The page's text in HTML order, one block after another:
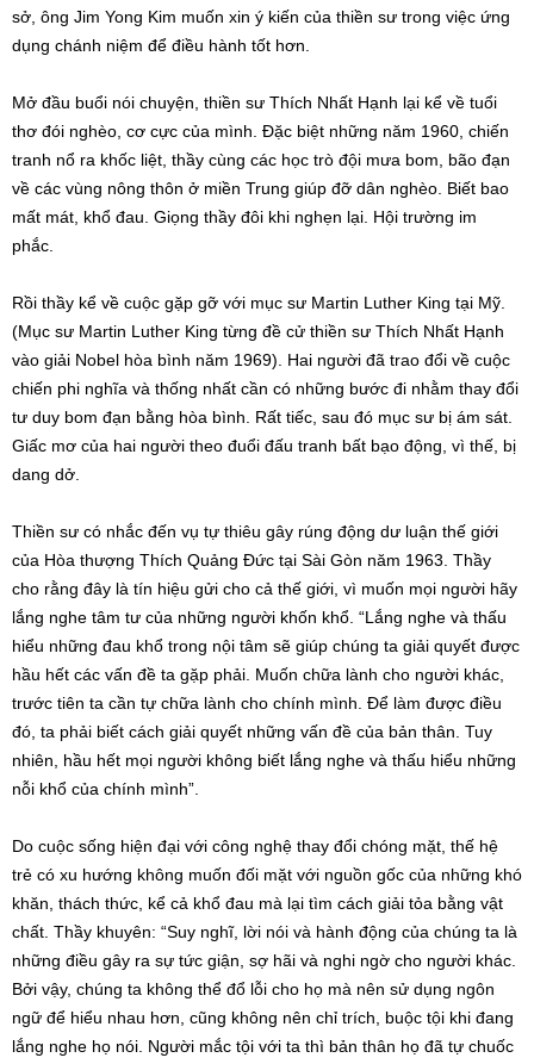
sở, ông Jim Yong Kim muốn xin ý kiến của thiền sư trong việc ứng
dụng chánh niệm để điều hành tốt hơn.
Mở đầu buổi nói chuyện, thiền sư Thích Nhất Hạnh lại kể về tuổi
thơ đói nghèo, cơ cực của mình. Đặc biệt những năm 1960, chiến
tranh nổ ra khốc liệt, thầy cùng các học trò đội mưa bom, bão đạn
về các vùng nông thôn ở miền Trung giúp đỡ dân nghèo. Biết bao
mất mát, khổ đau. Giọng thầy đôi khi nghẹn lại. Hội trường im
phắc.
Rồi thầy kể về cuộc gặp gỡ với mục sư Martin Luther King tại Mỹ.
(Mục sư Martin Luther King từng đề cử thiền sư Thích Nhất Hạnh
vào giải Nobel hòa bình năm 1969). Hai người đã trao đổi về cuộc
chiến phi nghĩa và thống nhất cần có những bước đi nhằm thay đổi
tư duy bom đạn bằng hòa bình. Rất tiếc, sau đó mục sư bị ám sát.
Giấc mơ của hai người theo đuổi đấu tranh bất bạo động, vì thế, bị
dang dở.
Thiền sư có nhắc đến vụ tự thiêu gây rúng động dư luận thế giới
của Hòa thượng Thích Quảng Đức tại Sài Gòn năm 1963. Thầy
cho rằng đây là tín hiệu gửi cho cả thế giới, vì muốn mọi người hãy
lắng nghe tâm tư của những người khốn khổ. “Lắng nghe và thấu
hiểu những đau khổ trong nội tâm sẽ giúp chúng ta giải quyết được
hầu hết các vấn đề ta gặp phải. Muốn chữa lành cho người khác,
trước tiên ta cần tự chữa lành cho chính mình. Để làm được điều
đó, ta phải biết cách giải quyết những vấn đề của bản thân. Tuy
nhiên, hầu hết mọi người không biết lắng nghe và thấu hiểu những
nỗi khổ của chính mình”.
Do cuộc sống hiện đại với công nghệ thay đổi chóng mặt, thế hệ
trẻ có xu hướng không muốn đối mặt với nguồn gốc của những khó
khăn, thách thức, kể cả khổ đau mà lại tìm cách giải tỏa bằng vật
chất. Thầy khuyên: “Suy nghĩ, lời nói và hành động của chúng ta là
những điều gây ra sự tức giận, sợ hãi và nghi ngờ cho người khác.
Bởi vậy, chúng ta không thể đổ lỗi cho họ mà nên sử dụng ngôn
ngữ để hiểu nhau hơn, cũng không nên chỉ trích, buộc tội khi đang
lắng nghe họ nói. Người mắc tội với ta thì bản thân họ đã tự chuốc